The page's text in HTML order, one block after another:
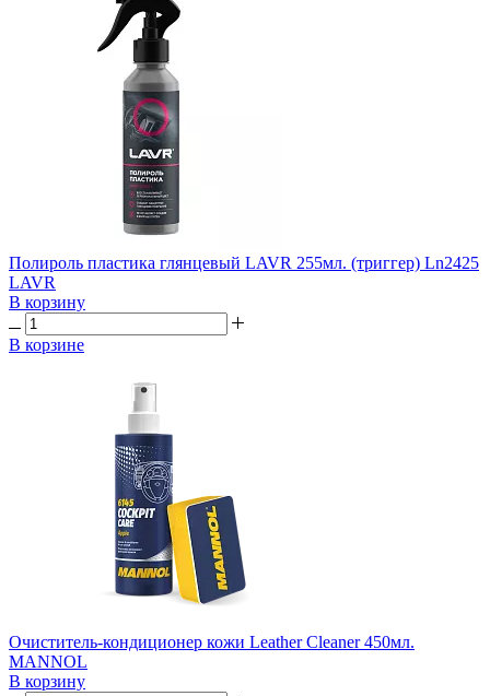
Полироль пластика глянцевый LAVR 255мл. (триггер) Ln2425
LAVR
В корзину
В корзине
Очиститель-кондиционер кожи Leather Cleaner 450мл.
MANNOL
В корзину